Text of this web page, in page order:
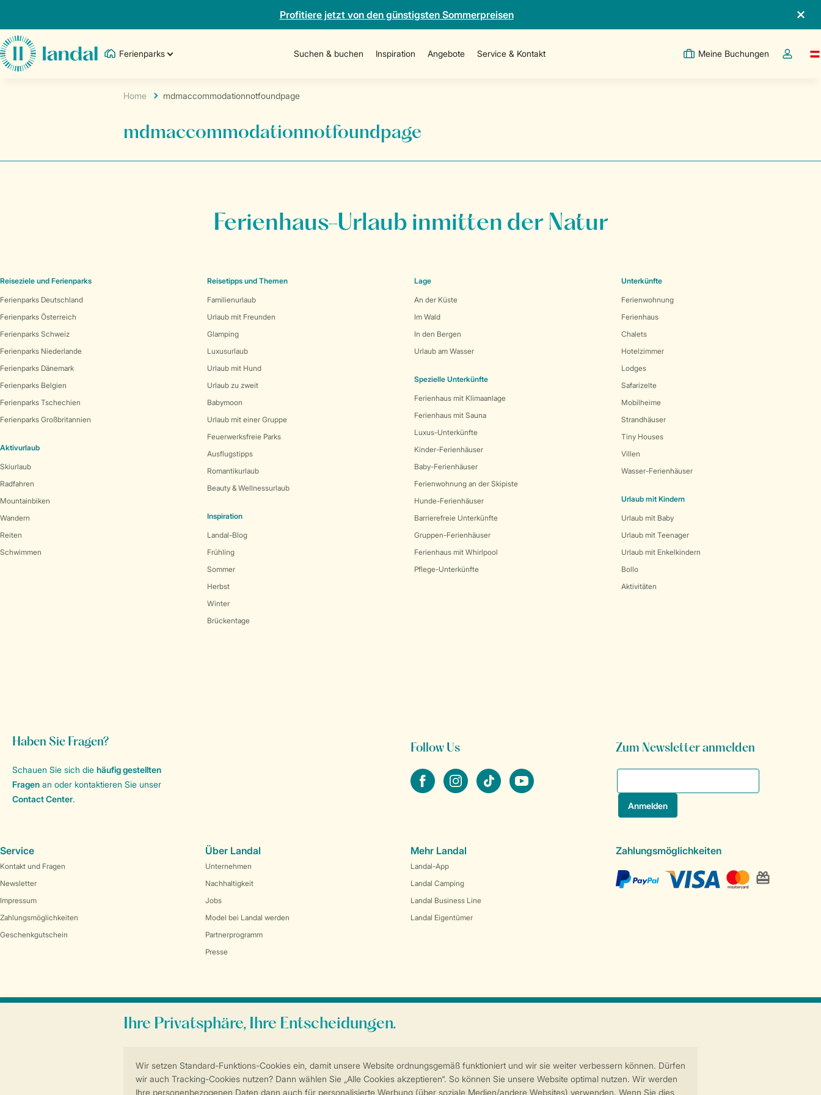
Profitiere jetzt von den günstigsten Sommerpreisen
Ferienparks Suchen & buchen Inspiration Angebote Service & Kontakt Meine Buchungen
Home mdmaccommodationnotfoundpage
mdmaccommodationnotfoundpage
Sicherstellung Deiner Privatsphäre
Sicher und schnell zur Online-Buchung
Ferienhaus-Urlaub inmitten der Natur
Reiseziele und Ferienparks
Ferienparks Deutschland
Ferienparks Österreich
Ferienparks Schweiz
Ferienparks Niederlande
Ferienparks Dänemark
Ferienparks Belgien
Ferienparks Tschechien
Ferienparks Großbritannien
Aktivurlaub
Skiurlaub
Radfahren
Mountainbiken
Wandern
Reiten
Schwimmen
Reisetipps und Themen
Familienurlaub
Urlaub mit Freunden
Glamping
Luxusurlaub
Urlaub mit Hund
Urlaub zu zweit
Babymoon
Urlaub mit einer Gruppe
Feuerwerksfreie Parks
Ausflugstipps
Romantikurlaub
Beauty & Wellnessurlaub
Inspiration
Landal-Blog
Frühling
Sommer
Herbst
Winter
Brückentage
Lage
An der Küste
Im Wald
In den Bergen
Urlaub am Wasser
Spezielle Unterkünfte
Ferienhaus mit Klimaanlage
Ferienhaus mit Sauna
Luxus-Unterkünfte
Kinder-Ferienhäuser
Baby-Ferienhäuser
Ferienwohnung an der Skipiste
Hunde-Ferienhäuser
Barrierefreie Unterkünfte
Gruppen-Ferienhäuser
Ferienhaus mit Whirlpool
Pflege-Unterkünfte
Unterkünfte
Ferienwohnung
Ferienhaus
Chalets
Hotelzimmer
Lodges
Safarizelte
Mobilheime
Strandhäuser
Tiny Houses
Villen
Wasser-Ferienhäuser
Urlaub mit Kindern
Urlaub mit Baby
Urlaub mit Teenager
Urlaub mit Enkelkindern
Bollo
Aktivitäten
Haben Sie Fragen?
Schauen Sie sich die häufig gestellten
Fragen an oder kontaktieren Sie unser
Contact Center.
Follow Us
facebookinstagramtiktok youtube
Zum Newsletter anmelden
Service
Kontakt und Fragen
Newsletter
Impressum
Zahlungsmöglichkeiten
Geschenkgutschein
Über Landal
Unternehmen
Nachhaltigkeit
Jobs
Model bei Landal werden
Partnerprogramm
Presse
Mehr Landal
Landal-App
Landal Camping
Landal Business Line
Landal Eigentümer
Zahlungsmöglichkeiten